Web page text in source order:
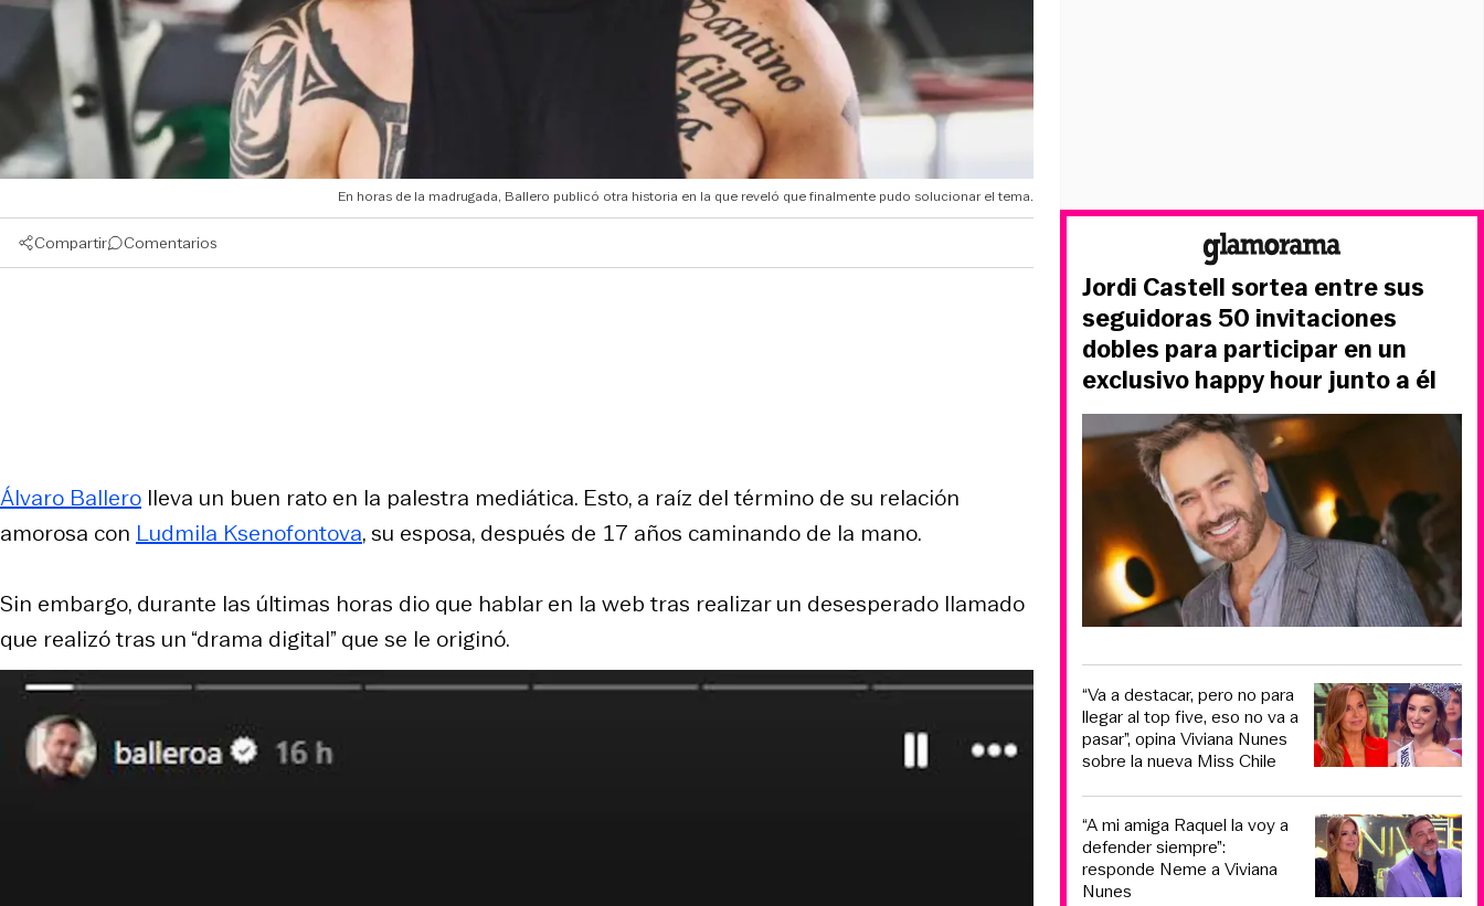
En horas de la madrugada, Ballero publicó otra historia en la que reveló que finalmente pudo solucionar el tema.
Compartir Comentarios
Álvaro Ballero lleva un buen rato en la palestra mediática. Esto, a raíz del término de su relación
amorosa con Ludmila Ksenofontova, su esposa, después de 17 años caminando de la mano.
Sin embargo, durante las últimas horas dio que hablar en la web tras realizar un desesperado llamado
que realizó tras un “drama digital” que se le originó.
Jordi Castell sortea entre sus
seguidoras 50 invitaciones
dobles para participar en un
exclusivo happy hour junto a él
“Va a destacar, pero no para
llegar al top five, eso no va a
pasar”, opina Viviana Nunes
sobre la nueva Miss Chile
“A mi amiga Raquel la voy a
defender siempre”:
responde Neme a Viviana
Nunes